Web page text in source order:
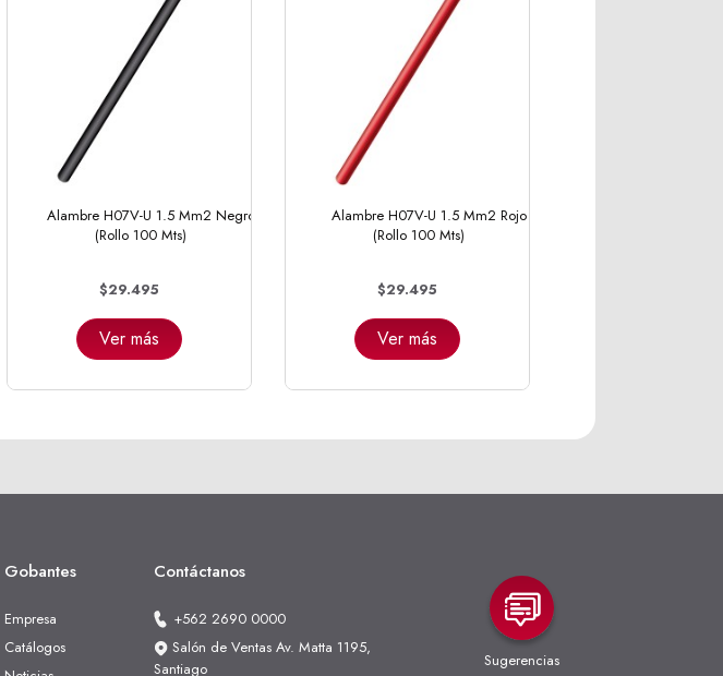
Alambre H07V-U 1.5 Mm2 Negro
(Rollo 100 Mts)
$29.495
Ver más
Alambre H07V-U 1.5 Mm2 Rojo
(Rollo 100 Mts)
$29.495
Ver más
Gobantes
Empresa
Catálogos
Contáctanos
+562 2690 0000
Salón de Ventas Av. Matta 1195,
Santiago
Sugerencias